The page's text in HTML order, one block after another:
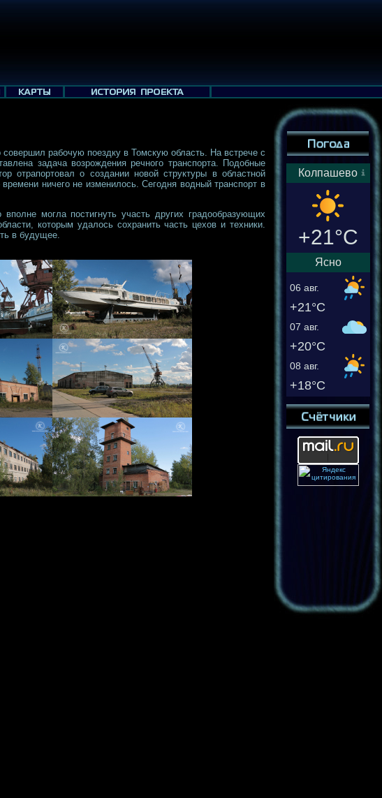
рабочую поездку в Томскую область. На встрече с
задача возрождения речного транспорта. Подобные
отрапортовал о создании новой структуры в областной
ничего не изменилось. Сегодня водный транспорт в
могла постигнуть участь других градообразующих
которым удалось сохранить часть цехов и техники.
в будущее.
Колпашево
+21°C
Ясно
06 авг.
+21°C
07 авг.
+20°C
08 авг.
+18°C